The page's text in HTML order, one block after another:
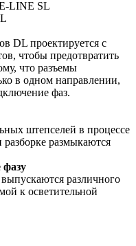
DL проектируется с
чтобы предотвратить
что разъемы
в одном направлении,
фаз.
штепселей в процессе
размыкаются
различного
к осветительной